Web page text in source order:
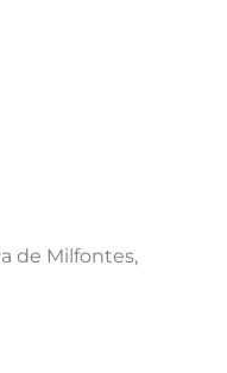
de Milfontes,